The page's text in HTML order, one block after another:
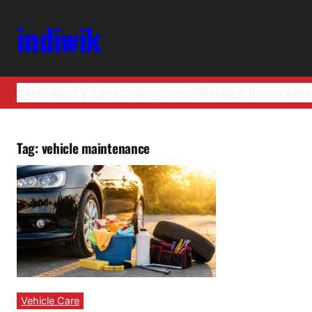
indiwik
Tag:vehicle maintenance
Vehicle Care